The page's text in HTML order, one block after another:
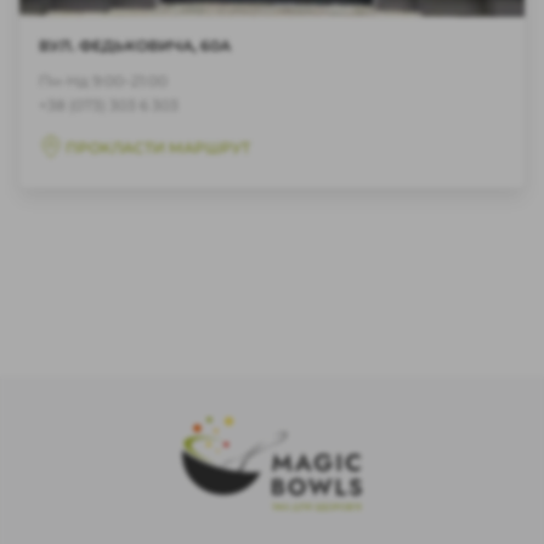
ВУЛ. ФЕДЬКОВИЧА, 60А
ПРОКЛАСТИ МАРШРУТ